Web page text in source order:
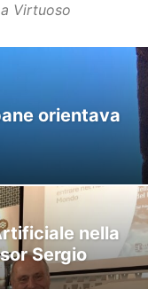
E SOTTOLINEATO
PICCOLA
SAGGI & ROMANZI
Virtuoso
orientava
nella
Sergio